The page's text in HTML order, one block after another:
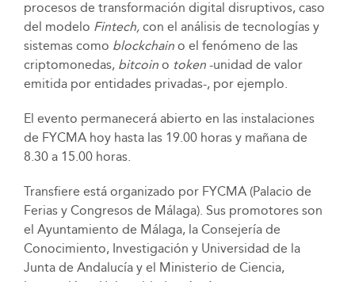
procesos de transformación digital disruptivos, caso
del modelo Fintech, con el análisis de tecnologías y
sistemas como blockchain o el fenómeno de las
criptomonedas, bitcoino token-unidad de valor
emitida por entidades privadas-, por ejemplo.
El evento permanecerá abierto en las instalaciones
de FYCMA hoy hasta las 19.00 horas y mañana de
8.30 a 15.00 horas.
Transfiere está organizado por FYCMA (Palacio de
Ferias y Congresos de Málaga). Sus promotores son
el Ayuntamiento de Málaga, la Consejería de
Conocimiento, Investigación y Universidad de la
Junta de Andalucía y el Ministerio de Ciencia,